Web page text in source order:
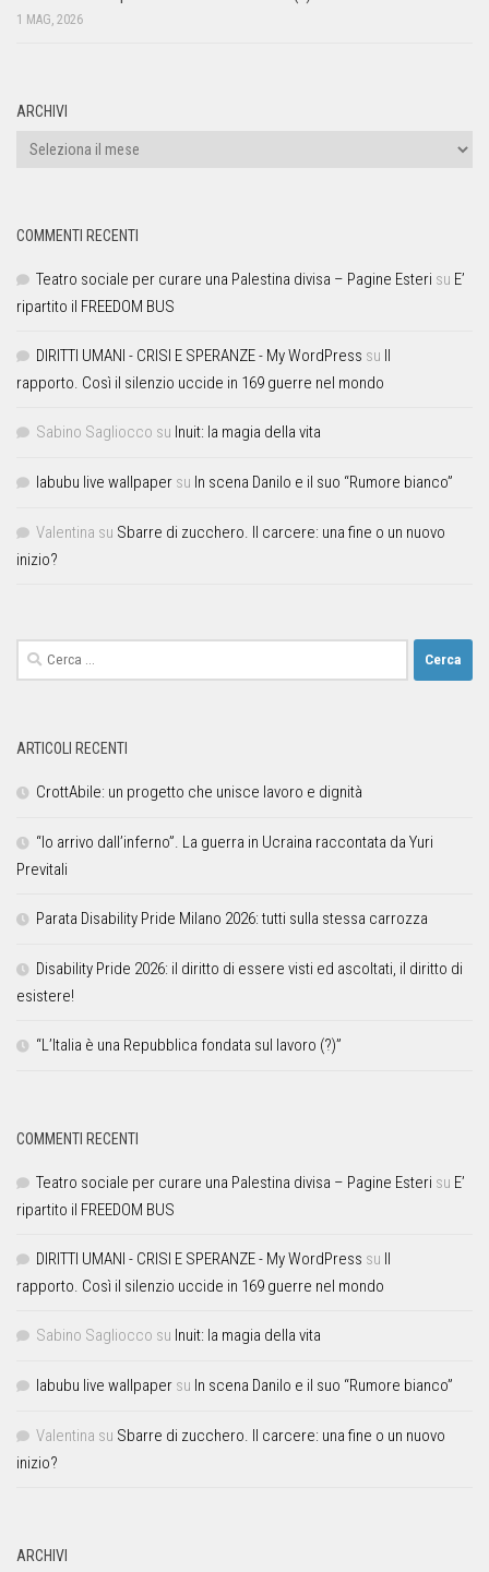
1 MAG, 2026
ARCHIVI
COMMENTI RECENTI
Teatro sociale per curare una Palestina divisa – Pagine Esteri su E’
ripartito il FREEDOM BUS
DIRITTI UMANI - CRISI E SPERANZE - My WordPress su Il
rapporto. Così il silenzio uccide in 169 guerre nel mondo
Sabino Sagliocco su Inuit: la magia della vita
labubu live wallpaper su In scena Danilo e il suo “Rumore bianco”
Valentina su Sbarre di zucchero. Il carcere: una fine o un nuovo
inizio?
ARTICOLI RECENTI
CrottAbile: un progetto che unisce lavoro e dignità
“Io arrivo dall’inferno”. La guerra in Ucraina raccontata da Yuri
Previtali
Parata Disability Pride Milano 2026: tutti sulla stessa carrozza
Disability Pride 2026: il diritto di essere visti ed ascoltati, il diritto di
esistere!
“L’Italia è una Repubblica fondata sul lavoro (?)”
COMMENTI RECENTI
Teatro sociale per curare una Palestina divisa – Pagine Esteri su E’
ripartito il FREEDOM BUS
DIRITTI UMANI - CRISI E SPERANZE - My WordPress su Il
rapporto. Così il silenzio uccide in 169 guerre nel mondo
Sabino Sagliocco su Inuit: la magia della vita
labubu live wallpaper su In scena Danilo e il suo “Rumore bianco”
Valentina su Sbarre di zucchero. Il carcere: una fine o un nuovo
inizio?
ARCHIVI